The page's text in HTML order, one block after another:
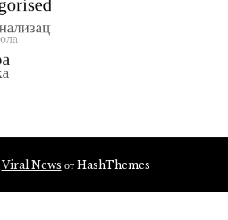
|Viral News от HashThemes